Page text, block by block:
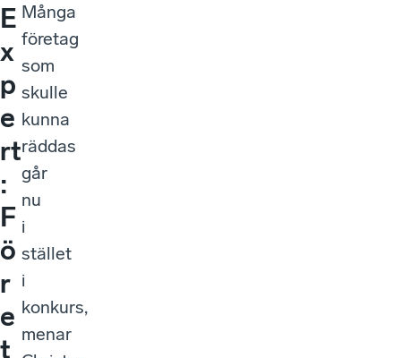
E
x
p
e
rt
:
F
ö
r
e
t
Många
företag
som
skulle
kunna
räddas
går
nu
i
stället
i
konkurs,
menar